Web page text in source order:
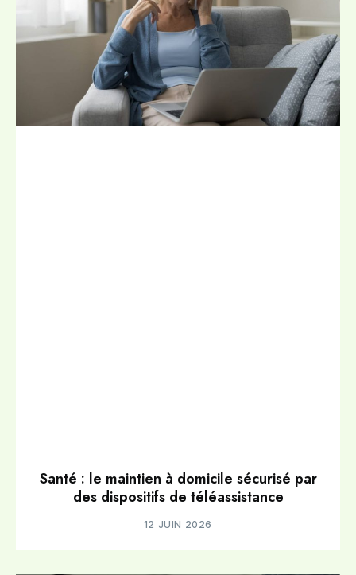
Santé : le maintien à domicile sécurisé par
des dispositifs de téléassistance
12 JUIN 2026